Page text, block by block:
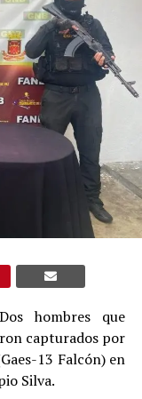
hombres que
capturados por
13 Falcón) en
Silva.